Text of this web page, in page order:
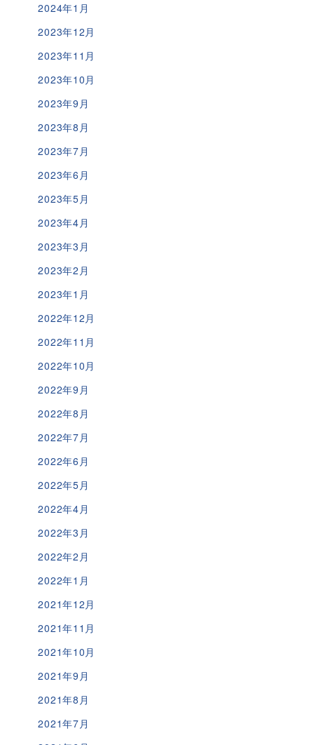
2024年1月
2023年12月
2023年11月
2023年10月
2023年9月
2023年8月
2023年7月
2023年6月
2023年5月
2023年4月
2023年3月
2023年2月
2023年1月
2022年12月
2022年11月
2022年10月
2022年9月
2022年8月
2022年7月
2022年6月
2022年5月
2022年4月
2022年3月
2022年2月
2022年1月
2021年12月
2021年11月
2021年10月
2021年9月
2021年8月
2021年7月